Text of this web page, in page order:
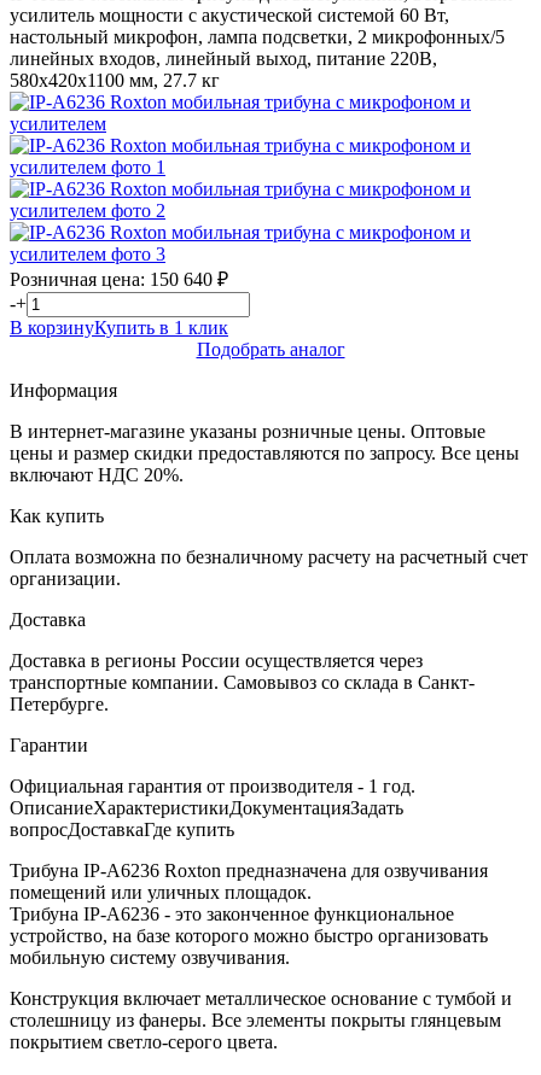
усилитель мощности с акустической системой 60 Вт,
настольный микрофон, лампа подсветки, 2 микрофонных/5
линейных входов, линейный выход, питание 220В,
580х420х1100 мм, 27.7 кг
Розничная цена: 150 640 ₽
-+
В корзинуКупить в 1 клик
Подобрать аналог
Информация
В интернет-магазине указаны розничные цены. Оптовые
цены и размер скидки предоставляются по запросу. Все цены
включают НДС 20%.
Как купить
Оплата возможна по безналичному расчету на расчетный счет
организации.
Доставка
Доставка в регионы России осуществляется через
транспортные компании. Самовывоз со склада в Санкт-
Петербурге.
Гарантии
Официальная гарантия от производителя - 1 год.
ОписаниеХарактеристикиДокументацияЗадать
вопросДоставкаГде купить
Трибуна IP-A6236 Roxton предназначена для озвучивания
помещений или уличных площадок.
Трибуна IP-A6236 - это законченное функциональное
устройство, на базе которого можно быстро организовать
мобильную систему озвучивания.
Конструкция включает металлическое основание с тумбой и
столешницу из фанеры. Все элементы покрыты глянцевым
покрытием светло-серого цвета.